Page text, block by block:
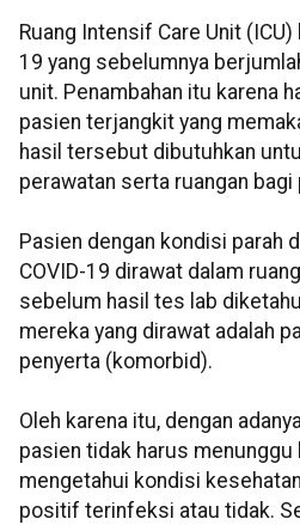
Ruang Intensif Care Unit
19 yang sebelumnya
unit. Penambahan itu karena
pasien terjangkit yang
hasil tersebut dibutuhkan
perawatan serta ruangan bagi
Pasien dengan kondisi parah
COVID-19 dirawat dalam
sebelum hasil tes lab
mereka yang dirawat adalah
penyerta (komorbid).
Oleh karena itu, dengan
pasien tidak harus menunggu
mengetahui kondisi
positif terinfeksi atau tidak.